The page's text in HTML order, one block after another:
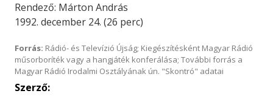
Rendező: Márton András
1992. december 24. (26 perc)
Forrás: Rádió- és Televízió Újság; Kiegészítésként Magyar Rádió
műsorboríték vagy a hangjáték konferálása; További forrás a
Magyar Rádió Irodalmi Osztályának ún. "Skontró" adatai
Szerző: